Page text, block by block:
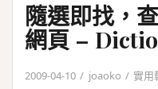
隨選即找，
網頁 –
2009-04-10 joaoko 實用